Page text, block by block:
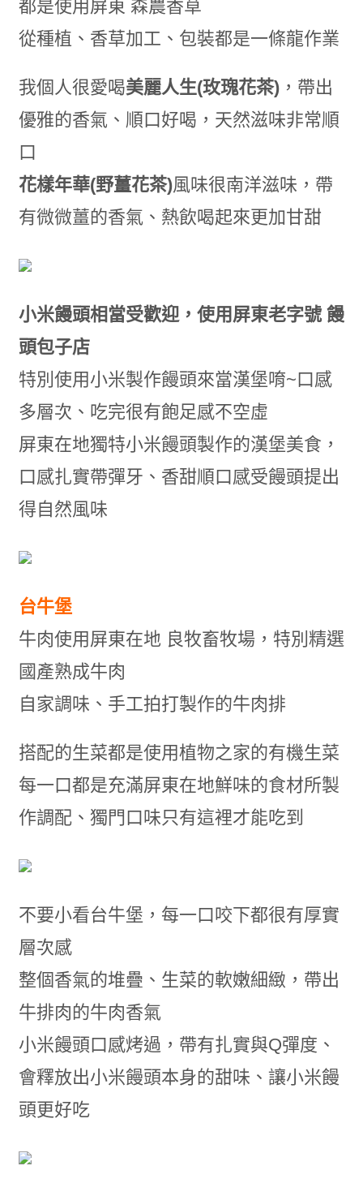
都是使用屏東 森農香草
從種植、香草加工、包裝都是一條龍作業
我個人很愛喝美麗人生(玫瑰花茶)，帶出
優雅的香氣、順口好喝，天然滋味非常順
口
花樣年華(野薑花茶)風味很南洋滋味，帶
有微微薑的香氣、熱飲喝起來更加甘甜
小米饅頭相當受歡迎，使用屏東老字號 饅
頭包子店
特別使用小米製作饅頭來當漢堡唷~口感
多層次、吃完很有飽足感不空虛
屏東在地獨特小米饅頭製作的漢堡美食，
口感扎實帶彈牙、香甜順口感受饅頭提出
得自然風味
台牛堡
牛肉使用屏東在地 良牧畜牧場，特別精選
國產熟成牛肉
自家調味、手工拍打製作的牛肉排
搭配的生菜都是使用植物之家的有機生菜
每一口都是充滿屏東在地鮮味的食材所製
作調配、獨門口味只有這裡才能吃到
不要小看台牛堡，每一口咬下都很有厚實
層次感
整個香氣的堆疊、生菜的軟嫩細緻，帶出
牛排肉的牛肉香氣
小米饅頭口感烤過，帶有扎實與Q彈度、
會釋放出小米饅頭本身的甜味、讓小米饅
頭更好吃